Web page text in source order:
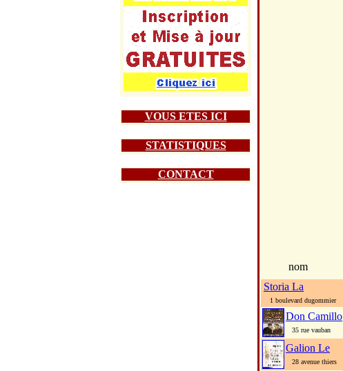
VOUS ETES ICI
STATISTIQUES
CONTACT
nom
Storia La
1 boulevard dugommier
Don Camillo
35 rue vauban
Galion Le
28 avenue thiers